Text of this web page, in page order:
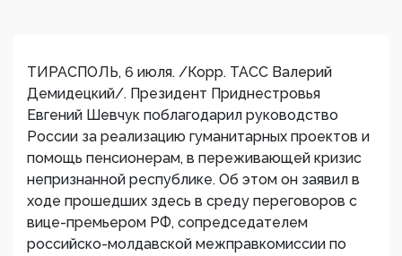
ТИРАСПОЛЬ, 6 июля. /Корр. ТАСС Валерий
Демидецкий/. Президент Приднестровья
Евгений Шевчук поблагодарил руководство
России за реализацию гуманитарных проектов и
помощь пенсионерам, в переживающей кризис
непризнанной республике. Об этом он заявил в
ходе прошедших здесь в среду переговоров с
вице-премьером РФ, сопредседателем
российско-молдавской межправкомиссии по